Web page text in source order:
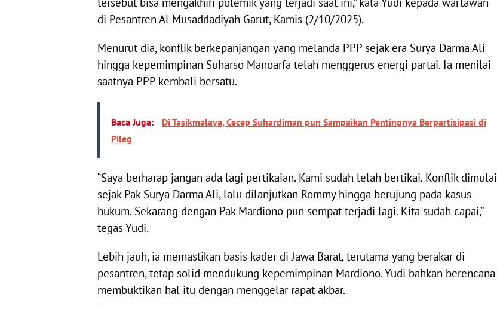
di Pesantren Al Musaddadiyah Garut, Kamis (2/10/2025).
Menurut dia, konflik berkepanjangan yang melanda PPP sejak era Surya Darma Ali
hingga kepemimpinan Suharso Manoarfa telah menggerus energi partai. Ia menilai
saatnya PPP kembali bersatu.
Baca Juga:
Di Tasikmalaya, Cecep Suhardiman pun Sampaikan Pentingnya Berpartisipasi di
Pileg
“Saya berharap jangan ada lagi pertikaian. Kami sudah lelah bertikai. Konflik dimulai
sejak Pak Surya Darma Ali, lalu dilanjutkan Rommy hingga berujung pada kasus
hukum. Sekarang dengan Pak Mardiono pun sempat terjadi lagi. Kita sudah capai,”
tegas Yudi.
Lebih jauh, ia memastikan basis kader di Jawa Barat, terutama yang berakar di
pesantren, tetap solid mendukung kepemimpinan Mardiono. Yudi bahkan berencana
membuktikan hal itu dengan menggelar rapat akbar.